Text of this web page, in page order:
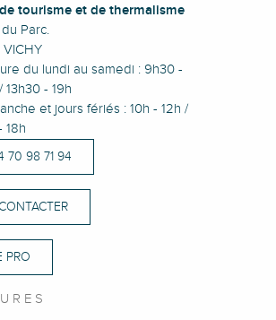
tourisme et de thermalisme
Parc.
du lundi au samedi : 9h30 -
13h30 - 19h
et jours fériés : 10h - 12h /
18h
70 98 71 94
PRO